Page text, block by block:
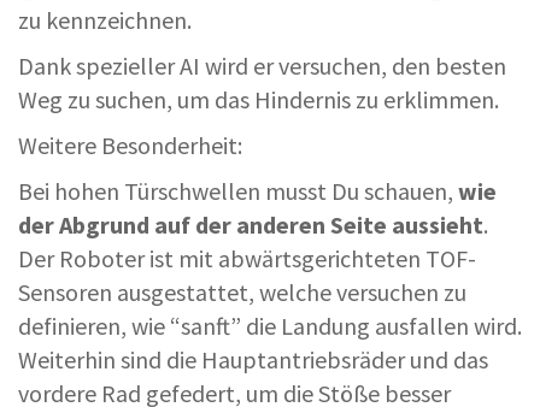
zu kennzeichnen.
Dank spezieller AI wird er versuchen, den besten
Weg zu suchen, um das Hindernis zu erklimmen.
Weitere Besonderheit:
Bei hohen Türschwellen musst Du schauen, wie
der Abgrund auf der anderen Seite aussieht.
Der Roboter ist mit abwärtsgerichteten TOF-
Sensoren ausgestattet, welche versuchen zu
definieren, wie “sanft” die Landung ausfallen wird.
Weiterhin sind die Hauptantriebsräder und das
vordere Rad gefedert, um die Stöße besser